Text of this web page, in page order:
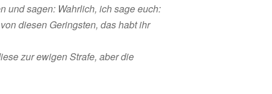
und sagen: Wahrlich, ich sage euch:
diesen Geringsten, das habt ihr
zur ewigen Strafe, aber die